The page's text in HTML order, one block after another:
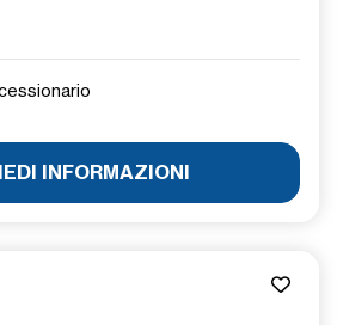
INFORMAZIONI